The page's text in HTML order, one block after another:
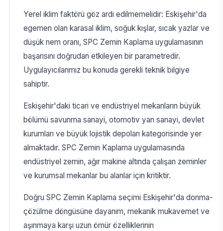
Yerel iklim faktörü göz ardı edilmemelidir: Eskişehir'da
egemen olan karasal iklim, soğuk kışlar, sıcak yazlar ve
düşük nem oranı, SPC Zemin Kaplama uygulamasının
başarısını doğrudan etkileyen bir parametredir.
Uygulayıcılarımız bu konuda gerekli teknik bilgiye
sahiptir.
Eskişehir'daki ticari ve endüstriyel mekanların büyük
bölümü savunma sanayi, otomotiv yan sanayi, devlet
kurumları ve büyük lojistik depoları kategorisinde yer
almaktadır. SPC Zemin Kaplama uygulamasında
endüstriyel zemin, ağır makine altında çalışan zeminler
ve kurumsal mekanlar bu alanlar için kritiktir.
Doğru SPC Zemin Kaplama seçimi Eskişehir'da donma-
çözülme döngüsüne dayanım, mekanik mukavemet ve
aşınmaya karşı uzun ömür özelliklerinin